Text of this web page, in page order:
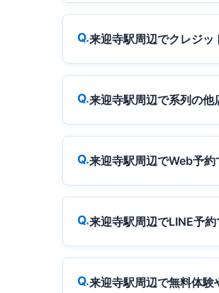
来迎寺駅周辺でクレジッ
来迎寺駅周辺で系列の他
来迎寺駅周辺でWeb予
来迎寺駅周辺でLINE予
来迎寺駅周辺で無料体験